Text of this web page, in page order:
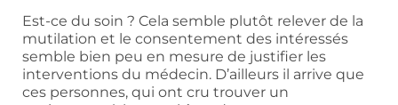
Est-ce du soin ? Cela semble plutôt relever de la
mutilation et le consentement des intéressés
semble bien peu en mesure de justifier les
interventions du médecin. D’ailleurs il arrive que
ces personnes, qui ont cru trouver un